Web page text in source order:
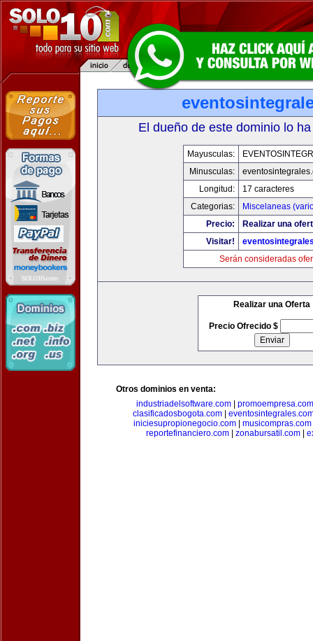
El dueño de este dominio lo
Mayusculas:
Minusculas:
Longitud:
17 caracteres
Categorias:
Miscelaneas
Precio:
Realizar una
Visitar!
Serán consideradas
Realizar una Oferta
Precio Ofrecido $
Otros dominios en venta:
industriadelsoftware.com| promoempresa.com
clasificadosbogota.com
iniciesupropionegocio.com
musicompras.com
reportefinanciero.com| zonabursatil.com|